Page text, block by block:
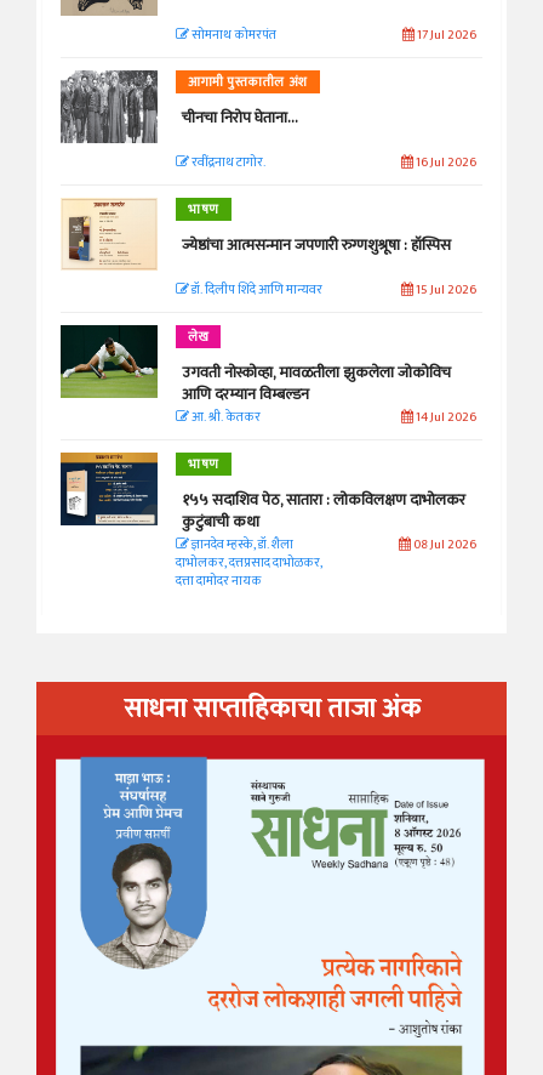
सोमनाथ कोमरपंत 17 Jul 2026
आगामी पुस्तकातील अंश
चीनचा निरोप घेताना...
रवींद्रनाथ टागोर. 16 Jul 2026
भाषण
ज्येष्ठांचा आत्मसन्मान जपणारी रुग्णशुश्रूषा : हॉस्पिस
डॉ. दिलीप शिंदे आणि मान्यवर 15 Jul 2026
लेख
उगवती नोस्कोव्हा, मावळतीला झुकलेला जोकोविच
आणि दरम्यान विम्बल्डन
आ. श्री. केतकर 14 Jul 2026
भाषण
१५५ सदाशिव पेठ, सातारा : लोकविलक्षण दाभोलकर
कुटुंबाची कथा
ज्ञानदेव म्हस्के, डॉ. शैला
दाभोलकर, दत्तप्रसाद दाभोळकर,
दत्ता दामोदर नायक
08 Jul 2026
साधना साप्ताहिकाचा ताजा अंक